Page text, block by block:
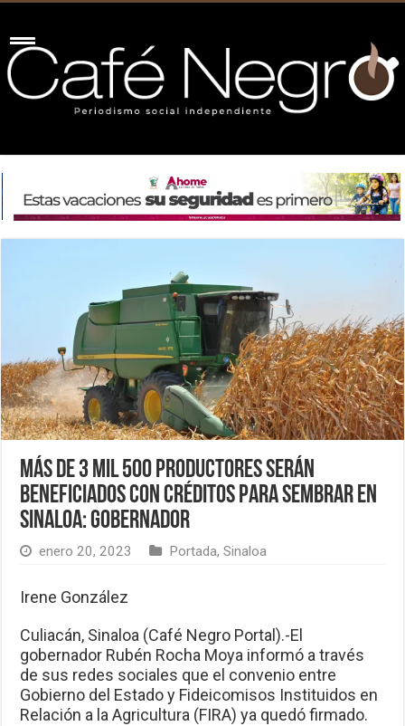
Más de 3 mil 500 productores serán
beneficiados con créditos para sembrar en
Sinaloa: Gobernador
enero 20, 2023 Portada,Sinaloa
Irene González
Culiacán, Sinaloa (Café Negro Portal).-El
gobernador Rubén Rocha Moya informó a través
de sus redes sociales que el convenio entre
Gobierno del Estado y Fideicomisos Instituidos en
Relación a la Agricultura (FIRA) ya quedó firmado.